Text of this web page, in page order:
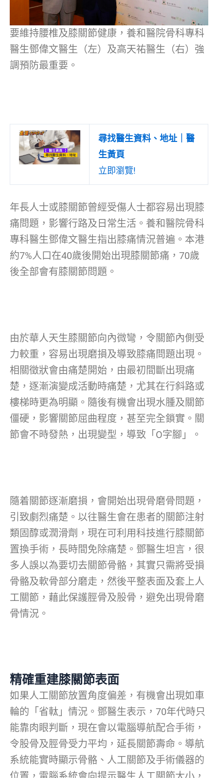
要維持腰椎及膝關節健康，養和醫院骨科專科
醫生鄧偉文醫生（左）及高天祐醫生（右）強
調預防最重要。
尋找醫生資料、地址｜醫
生黃頁
立即瀏覽!
年長人士或膝關節曾經受傷人士都容易出現膝
痛問題，影響行路及日常生活。養和醫院骨科
專科醫生鄧偉文醫生指出膝痛情況普遍。本港
約7%人口在40歲後開始出現膝關節痛，70歲
後全部會有膝關節問題。
由於華人天生膝關節向內微彎，令關節內側受
力較重，容易出現磨損及導致膝痛問題出現。
相關徵狀會由痛楚開始，由最初間斷出現痛
楚，逐漸演變成活動時痛楚，尤其在行斜路或
樓梯時更為明顯。隨後有機會出現水腫及關節
僵硬，影響關節屈曲程度，甚至完全鎖實。關
節會不時發熱，出現變型，導致「O字腳」。
隨着關節逐漸磨損，會開始出現骨磨骨問題，
引致劇烈痛楚。以往醫生會在患者的關節注射
類固醇或潤滑劑，現在可利用科技進行膝關節
置換手術，長時間免除痛楚。鄧醫生坦言，很
多人誤以為要切去關節骨骼，其實只需將受損
骨骼及軟骨部分磨走，然後平整表面及套上人
工關節，藉此保護脛骨及股骨，避免出現骨磨
骨情況。
精確重建膝關節表面
如果人工關節放置角度偏差，有機會出現如車
輪的「省軚」情況。鄧醫生表示，70年代時只
能靠肉眼判斷，現在會以電腦導航配合手術，
令股骨及脛骨受力平均，延長關節壽命。導航
系統能實時顯示骨骼、人工關節及手術儀器的